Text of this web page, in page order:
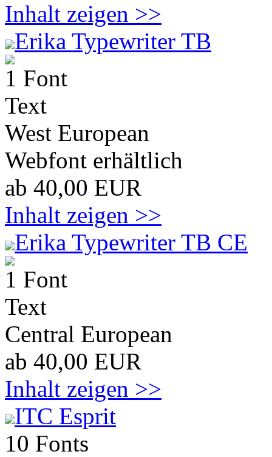
Inhalt zeigen >>
Erika Typewriter TB
1 Font
Text
West European
Webfont erhältlich
ab 40,00 EUR
Inhalt zeigen >>
Erika Typewriter TB CE
1 Font
Text
Central European
ab 40,00 EUR
Inhalt zeigen >>
ITC Esprit
10 Fonts